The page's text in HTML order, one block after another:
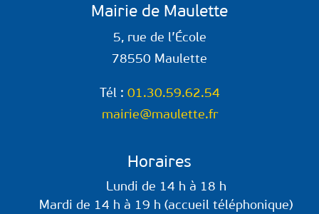
Mairie de Maulette
5, rue de l’École
78550 Maulette
Tél : 01.30.59.62.54
mairie@maulette.fr
Horaires
Lundi de 14 h à 18 h
Mardi de 14 h à 19 h (accueil téléphonique)